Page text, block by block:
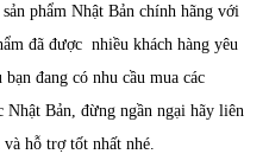
phẩm Nhật Bản chính hãng với
đã được nhiều khách hàng yêu
đang có nhu cầu mua các
Bản, đừng ngần ngại hãy liên
hỗ trợ tốt nhất nhé.